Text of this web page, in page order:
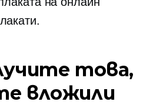
това,
вложили